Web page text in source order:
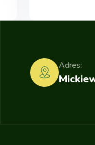
Adres: